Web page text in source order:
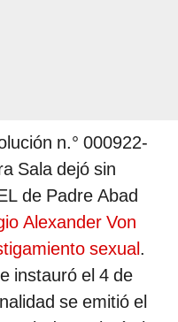
n.° 000922-
Sala dejó sin
de Padre Abad
Alexander Von
sexual.
instauró el 4 de
se emitió el